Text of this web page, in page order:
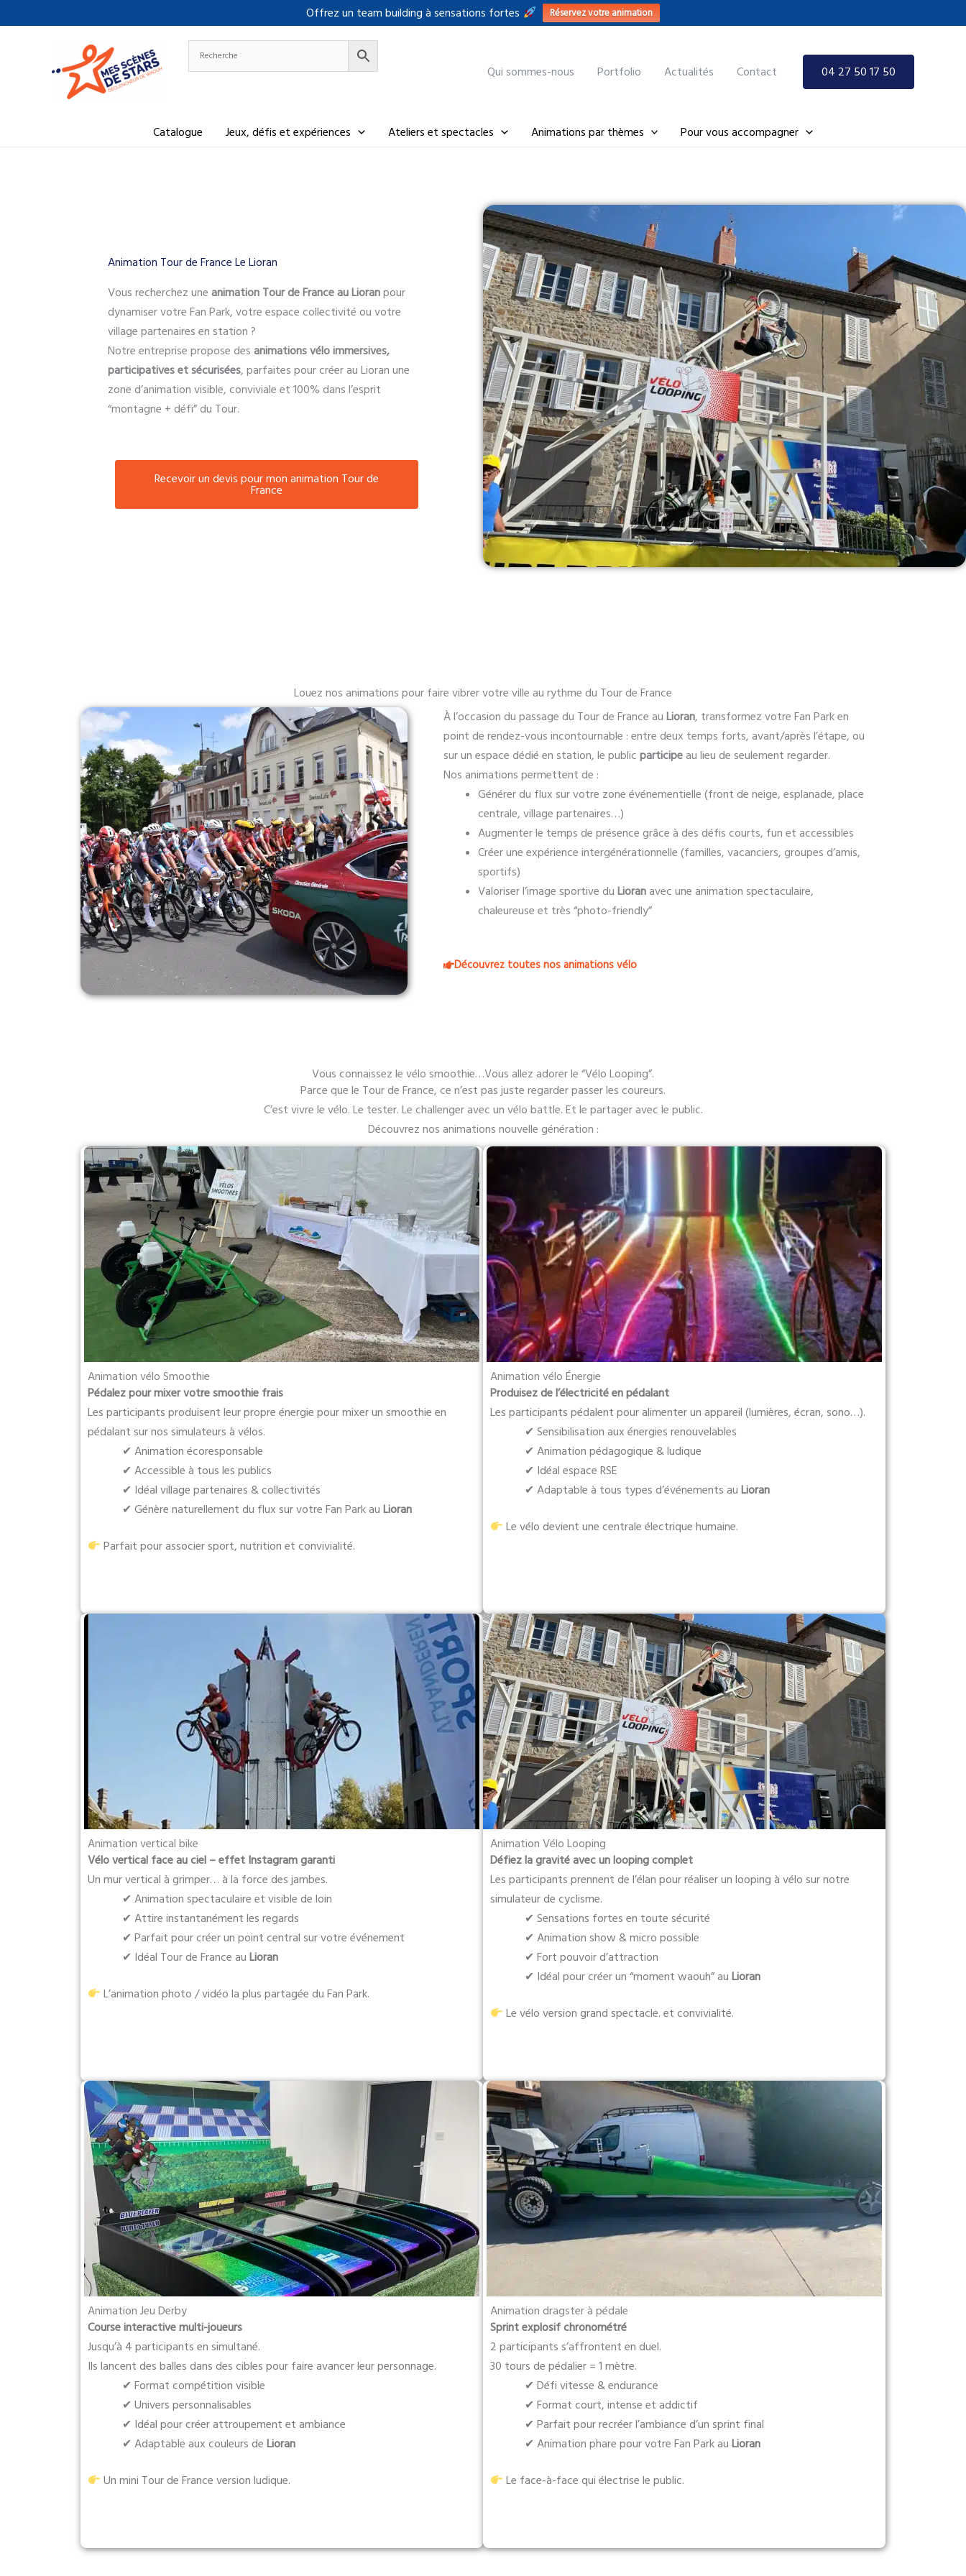
Offrez un team building à sensations fortes Réservez votre animation
au
Qui sommes-nous
Portfolio Actualités Contact 04 27 50 17 50
Catalogue Jeux, défis et expériences Ateliers et spectacles Animations par thèmes Pour vous accompagner
Animation Tour de France Le Lioran
Vous recherchez une animation Tour de France au Lioranpour
dynamiser votre Fan Park, votre espace collectivité ou votre
village partenaires en station ?
Notre entreprise propose des animations vélo immersives,
participatives et sécurisées, parfaites pour créer au Lioran une
zone d’animation visible, conviviale et 100% dans l’esprit
“montagne + défi” du Tour.
Recevoir un devis pour mon animation Tour de
France
Louez nos animations pour faire vibrer votre ville au rythme du Tour de France
À l’occasion du passage du Tour de France au Lioran, transformez votre Fan Park en
point de rendez-vous incontournable : entre deux temps forts, avant/après l’étape, ou
sur un espace dédié en station, le public participeau lieu de seulement regarder.
Nos animations permettent de :
Générer du flux sur votre zone événementielle (front de neige, esplanade, place
centrale, village partenaires…)
Augmenter le temps de présence grâce à des défis courts, fun et accessibles
Créer une expérience intergénérationnelle (familles, vacanciers, groupes d’amis,
sportifs)
Valoriser l’image sportive du Lioranavec une animation spectaculaire,
chaleureuse et très “photo-friendly”
Découvrez toutes nos animations vélo
Vous connaissez le vélo smoothie…Vous allez adorer le “Vélo Looping”.
Parce que le Tour de France, ce n’est pas juste regarder passer les coureurs.
C’est vivre le vélo. Le tester. Le challenger avec un vélo battle. Et le partager avec le public.
Découvrez nos animations nouvelle génération :
Animation vélo Smoothie
Pédalez pour mixer votre smoothie frais
Les participants produisent leur propre énergie pour mixer un smoothie en
pédalant sur nos simulateurs à vélos.
✔ Animation écoresponsable
✔ Accessible à tous les publics
✔ Idéal village partenaires & collectivités
✔ Génère naturellement du flux sur votre Fan Park au Lioran
Parfait pour associer sport, nutrition et convivialité.
Animation vélo Énergie
Produisez de l’électricité en pédalant
Les participants pédalent pour alimenter un appareil (lumières, écran, sono…).
✔ Sensibilisation aux énergies renouvelables
✔ Animation pédagogique & ludique
✔ Idéal espace RSE
✔ Adaptable à tous types d’événements au Lioran
Le vélo devient une centrale électrique humaine.
Animation vertical bike
Vélo vertical face au ciel – effet Instagram garanti
Un mur vertical à grimper… à la force des jambes.
✔ Animation spectaculaire et visible de loin
✔ Attire instantanément les regards
✔ Parfait pour créer un point central sur votre événement
✔ Idéal Tour de France au Lioran
L’animation photo / vidéo la plus partagée du Fan Park.
Animation Vélo Looping
Défiez la gravité avec un looping complet
Les participants prennent de l’élan pour réaliser un looping à vélo sur notre
simulateur de cyclisme.
✔ Sensations fortes en toute sécurité
✔ Animation show & micro possible
✔ Fort pouvoir d’attraction
✔ Idéal pour créer un “moment waouh” au Lioran
Le vélo version grand spectacle. et convivialité.
Animation Jeu Derby
Course interactive multi-joueurs
Jusqu’à 4 participants en simultané.
Ils lancent des balles dans des cibles pour faire avancer leur personnage.
✔ Format compétition visible
✔ Univers personnalisables
✔ Idéal pour créer attroupement et ambiance
✔ Adaptable aux couleurs de Lioran
Un mini Tour de France version ludique.
Animation dragster à pédale
Sprint explosif chronométré
2 participants s’affrontent en duel.
30 tours de pédalier = 1 mètre.
✔ Défi vitesse & endurance
✔ Format court, intense et addictif
✔ Parfait pour recréer l’ambiance d’un sprint final
✔ Animation phare pour votre Fan Park au Lioran
Le face-à-face qui électrise le public.